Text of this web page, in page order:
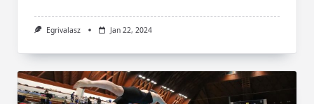
Egrivalasz Jan 22, 2024